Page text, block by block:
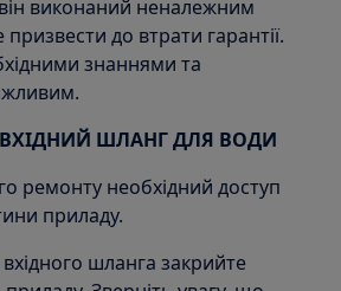
виконаний неналежним
до втрати гарантії.
знаннями та
ШЛАНГ ДЛЯ ВОДИ
ремонту необхідний доступ
приладу.
шланга закрийте